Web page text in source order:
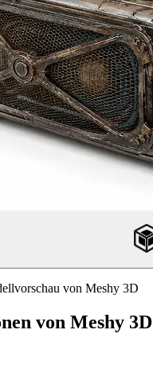
von Meshy 3D
von Meshy